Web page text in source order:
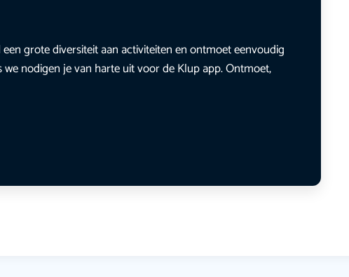
grote diversiteit aan activiteiten en ontmoet eenvoudig
nodigen je van harte uit voor de Klup app. Ontmoet,